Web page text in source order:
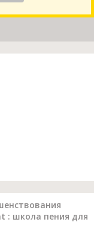
: школа пения для